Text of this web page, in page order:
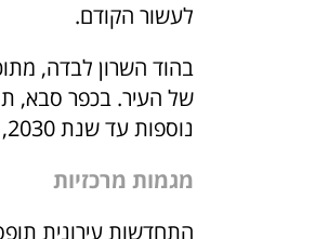
לעשור הקודם.
נוספות עד שנת 2030, בעיקר במסגרת התחדשות עירונית.
מגמות מרכזיות
התחדשות עירונית